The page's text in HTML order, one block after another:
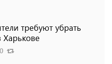
требуют убрать
Харькове